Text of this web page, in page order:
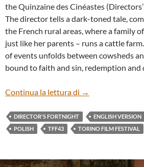
the Quinzaine des Cinéastes
The director tells a dark-toned tale,
the French rural areas, where a family
just like her parents – runs a cattle
of events unfolds between cowsheds
bound to faith and sin, redemption and
Continua la lettura di “QUE MA
→
DIRECTOR'S FORTNIGHT ENGLISH VERSION
POLISH
TFF43 TORINO FILM FESTIVAL